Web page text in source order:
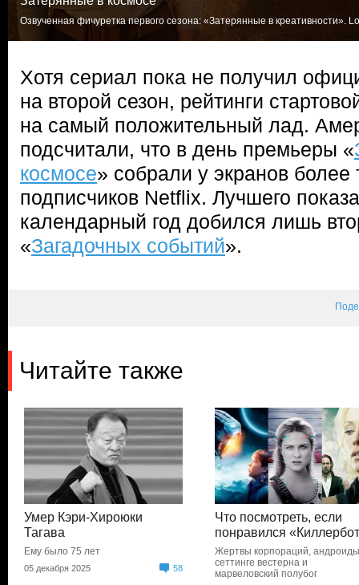
Озвученная фичуретка первого сезона: «Затерянные в креативности».
Хотя сериал пока не получил
на второй сезон, рейтинги
на самый положительный лад.
подсчитали, что в день премьеры «
космосе» собрали у экранов
подписчиков Netflix. Лучшего
календарный год добился лишь
«Загадочных событий».
Читайте также
Умер Кэри-Хироюки
Тагава
Ему было 75 лет
05 декабря 2025 58
Что посмотреть, если
понравился
Жертвы корпораций,
сеттинге вестерна и
марвеловский полубог